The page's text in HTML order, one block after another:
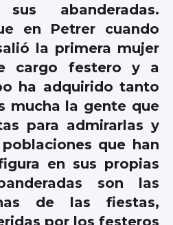
abanderadas.
en Petrer cuando
la primera mujer
cargo festero y a
ha adquirido tanto
mucha la gente que
para admirarlas y
que han
en sus propias
son las
de las fiestas,
por los festeros